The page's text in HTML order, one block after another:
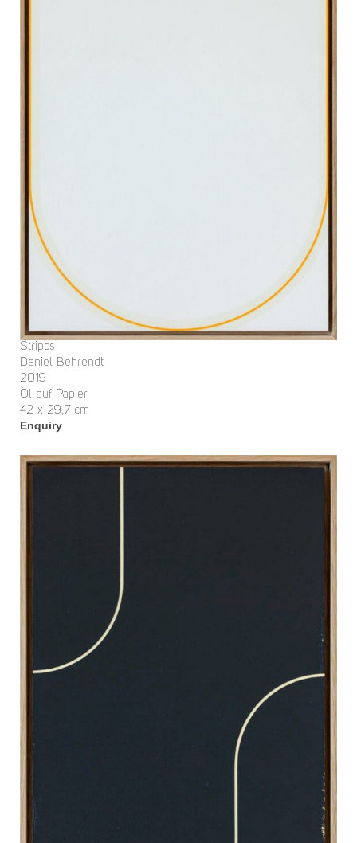
Stripes
Daniel Behrendt
2019
Öl auf Papier
42 x 29,7 cm
Enquiry